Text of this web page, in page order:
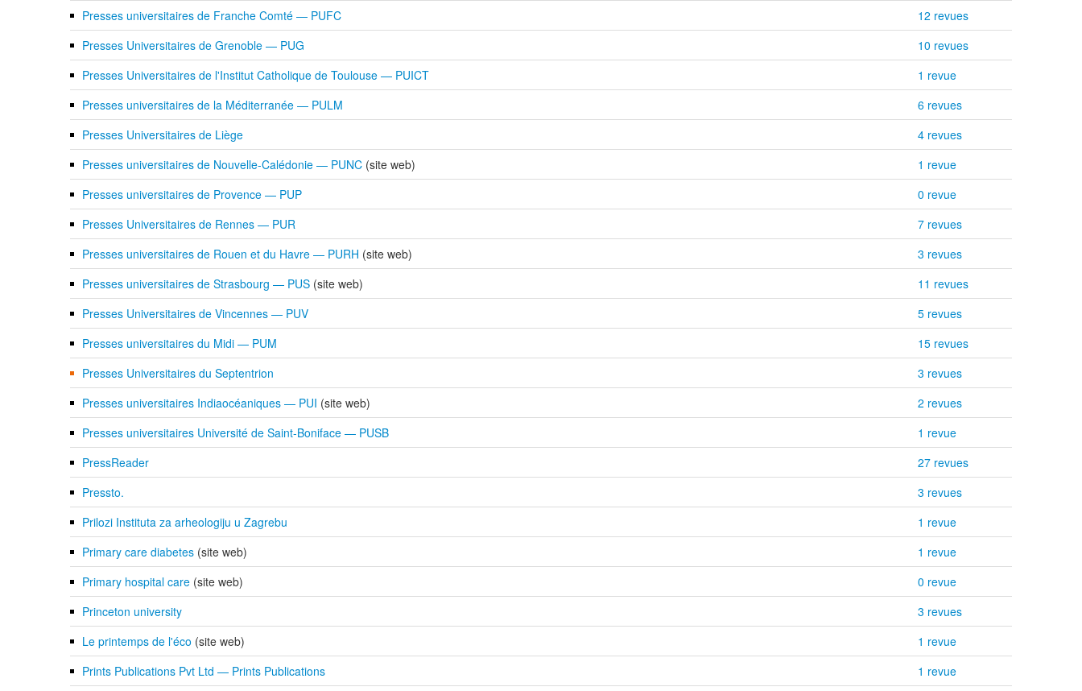
Presses universitaires de Franche Comté — PUFC
12 revues
Presses Universitaires de Grenoble — PUG
10 revues
Presses Universitaires de l'Institut Catholique de Toulouse — PUICT
1 revue
Presses universitaires de la Méditerranée — PULM
6 revues
Presses Universitaires de Liège
4 revues
Presses universitaires de Nouvelle-Calédonie — PUNC(site web)
1 revue
Presses universitaires de Provence — PUP
0 revue
Presses Universitaires de Rennes — PUR
7 revues
Presses universitaires de Rouen et du Havre — PURH (site web)
3 revues
Presses universitaires de Strasbourg — PUS(site web)
11 revues
Presses Universitaires de Vincennes — PUV
5 revues
Presses universitaires du Midi — PUM
15 revues
Presses Universitaires du Septentrion
3 revues
Presses universitaires Indiaocéaniques — PUI (site web)
2 revues
Presses universitaires Université de Saint-Boniface — PUSB
1 revue
PressReader
27 revues
Pressto.
3 revues
Prilozi Instituta za arheologiju u Zagrebu
1 revue
Primary care diabetes(site web)
1 revue
Primary hospital care(site web)
0 revue
Princeton university
3 revues
Le printemps de l'éco (site web)
1 revue
Prints Publications Pvt Ltd — Prints Publications
1 revue